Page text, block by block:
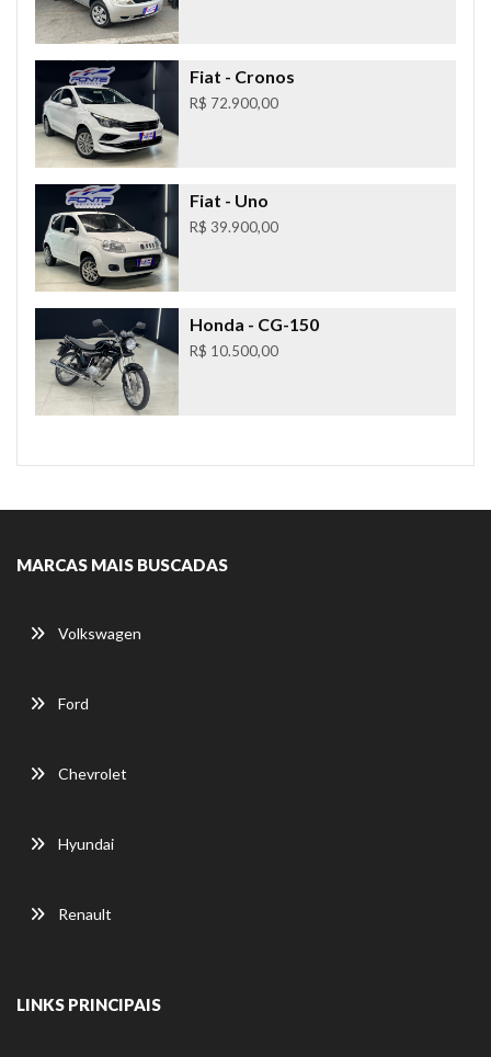
Fiat - Cronos
R$ 72.900,00
Fiat - Uno
R$ 39.900,00
Honda - CG-150
R$ 10.500,00
MARCAS MAIS BUSCADAS
Volkswagen
Ford
Chevrolet
Hyundai
Renault
LINKS PRINCIPAIS